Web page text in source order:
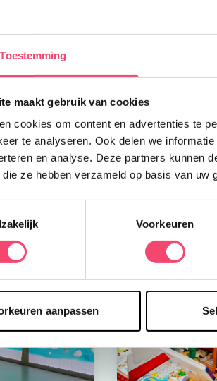
Toestemming
maakt gebruik van cookies
cookies om content en advertenties te
te analyseren. Ook delen we
en analyse. Deze partners kunnen
ze hebben verzameld op basis van uw
Voorkeuren
aanpassen